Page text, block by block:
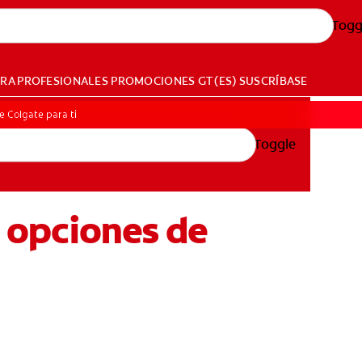
PROFESIONALES PROMOCIONES GT (ES) SUSCRÍBASE
Toggle
Colgate para ti
de